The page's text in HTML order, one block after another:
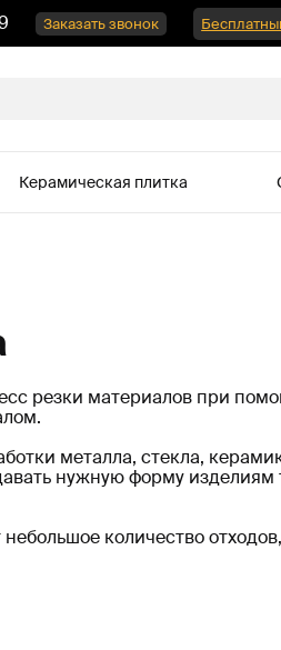
Заказать звонок
Керамическая плитка
резки материалов при
металла, стекла,
нужную форму
количество